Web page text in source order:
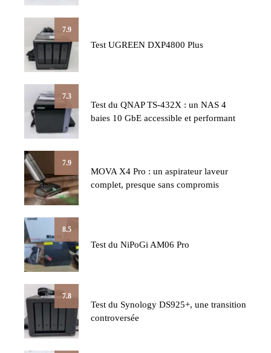
7.9
Test UGREEN DXP4800 Plus
7.3
Test du QNAP TS-432X : un NAS 4
baies 10 GbE accessible et performant
7.9
MOVA X4 Pro : un aspirateur laveur
complet, presque sans compromis
8.5
Test du NiPoGi AM06 Pro
7.8
Test du Synology DS925+, une transition
controversée